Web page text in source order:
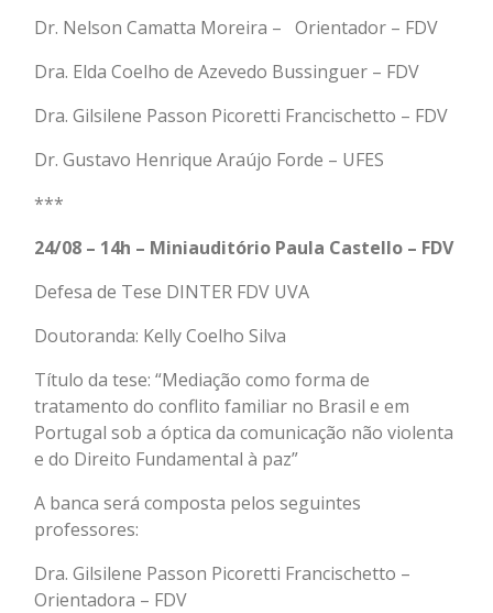
Dr. Nelson Camatta Moreira – Orientador – FDV
Dra. Elda Coelho de Azevedo Bussinguer – FDV
Dra. Gilsilene Passon Picoretti Francischetto – FDV
Dr. Gustavo Henrique Araújo Forde – UFES
***
24/08 – 14h – Miniauditório Paula Castello – FDV
Defesa de Tese DINTER FDV UVA
Doutoranda: Kelly Coelho Silva
Título da tese: “Mediação como forma de
tratamento do conflito familiar no Brasil e em
Portugal sob a óptica da comunicação não violenta
e do Direito Fundamental à paz”
A banca será composta pelos seguintes
professores:
Dra. Gilsilene Passon Picoretti Francischetto –
Orientadora – FDV